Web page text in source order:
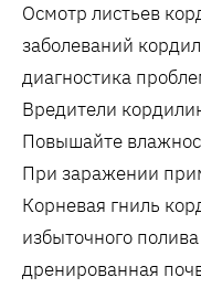
Осмотр листьев
заболеваний
диагностика
Вредители
Повышайте
При заражении
Корневая гниль
избыточного
дренированная